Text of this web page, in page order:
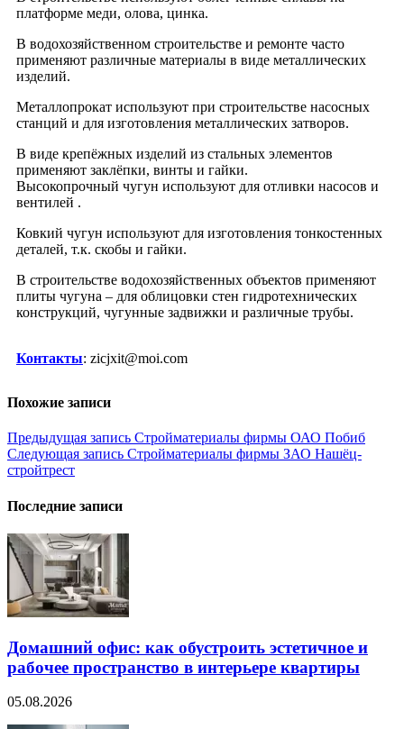
платформе меди, олова, цинка.
В водохозяйственном строительстве и ремонте часто
применяют различные материалы в виде металлических
изделий.
Металлопрокат используют при строительстве насосных
станций и для изготовления металлических затворов.
В виде крепёжных изделий из стальных элементов
применяют заклёпки, винты и гайки.
Высокопрочный чугун используют для отливки насосов и
вентилей .
Ковкий чугун используют для изготовления тонкостенных
деталей, т.к. скобы и гайки.
В строительстве водохозяйственных объектов применяют
плиты чугуна – для облицовки стен гидротехнических
конструкций, чугунные задвижки и различные трубы.
Контакты: zicjxit@moi.com
Похожие записи
Навигация
по
Предыдущая запись Стройматериалы фирмы ОАО Побиб
Следующая запись Стройматериалы фирмы ЗАО Нашёц-
стройтрест
Последние записи
Домашний офис: как обустроить эстетичное и
рабочее пространство в интерьере квартиры
05.08.2026